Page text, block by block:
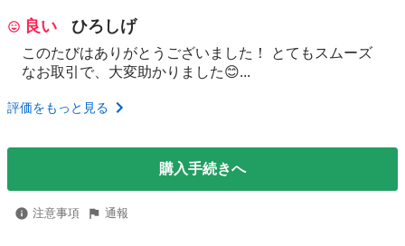
良い ひろしげ
このたびはありがとうございました！ とてもスムーズ
なお取引で、大変助かりました😊...
評価をもっと見る
購入手続きへ
注意事項 通報